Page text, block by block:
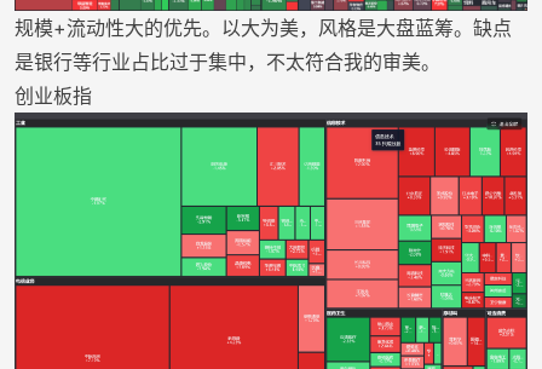
规模+流动性大的优先。以大为美，风格是大盘蓝筹。缺点
是银行等行业占比过于集中，不太符合我的审美。
创业板指